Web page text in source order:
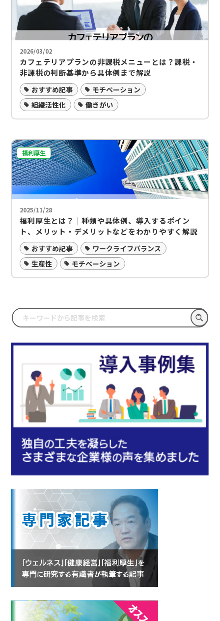
2026/03/02
カフェテリアプランの非課税メニューとは？課税・
非課税の判断基準から具体例まで解説
おすすめ記事
モチベーション
組織活性化
働きがい
福利厚生
2025/11/28
福利厚生とは？｜種類や具体例、導入するポイン
ト、メリット・デメリットなどをわかりやすく解説
おすすめ記事
ワークライフバランス
生産性
モチベーション